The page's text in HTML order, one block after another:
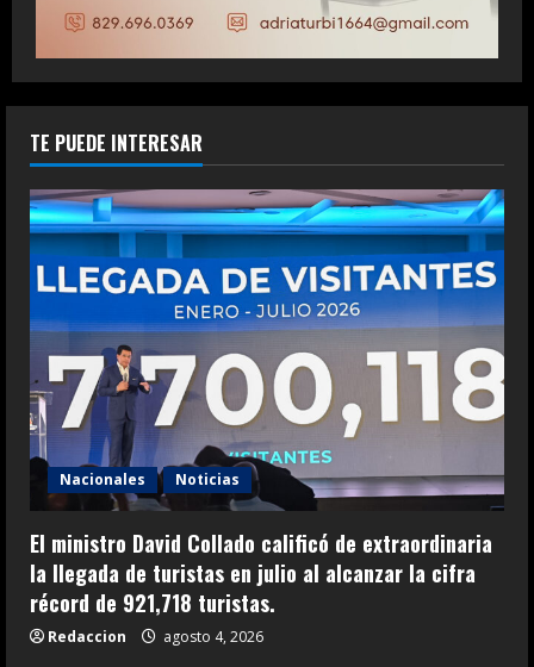
TE PUEDE INTERESAR
Nacionales Noticias
El ministro David Collado calificó de extraordinaria
la llegada de turistas en julio al alcanzar la cifra
récord de 921,718 turistas.
Redaccion agosto 4, 2026